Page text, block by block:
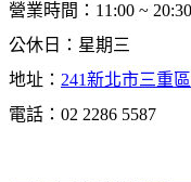
營業時間：11:00 ~ 20:30
公休日：星期三
地址： 241新北市三重
電話：02 2286 5587